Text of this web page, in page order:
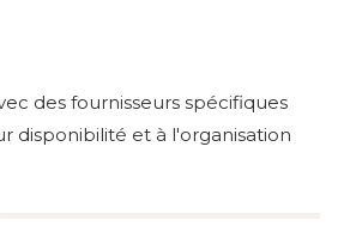
des fournisseurs spécifiques
disponibilité et à l'organisation